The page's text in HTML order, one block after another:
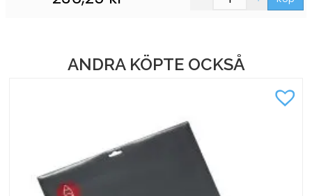
ANDRA KÖPTE OCKSÅ